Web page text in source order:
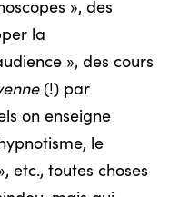
», des
la
», des cours
(!) par
on enseigne
le
etc., toutes choses